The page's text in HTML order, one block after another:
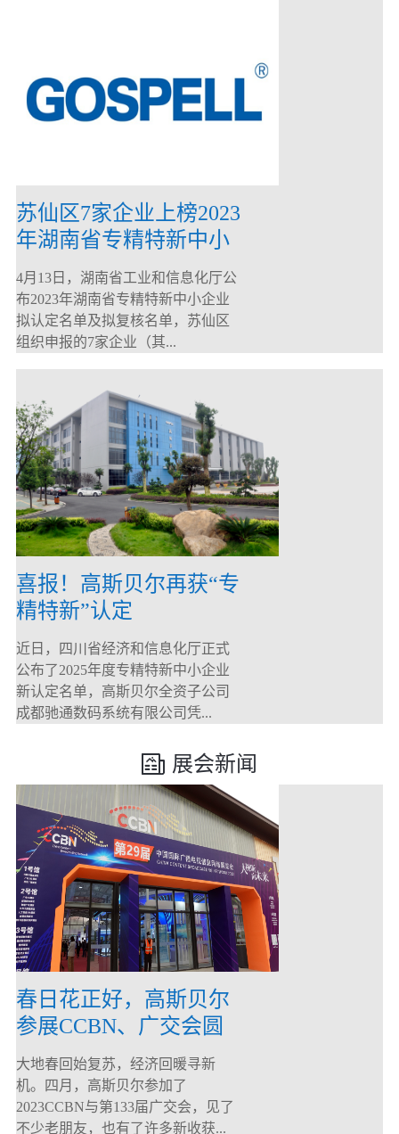
苏仙区7家企业上榜2023
年湖南省专精特新中小
企业
4月13日，湖南省工业和信息化厅公
布2023年湖南省专精特新中小企业
拟认定名单及拟复核名单，苏仙区
组织申报的7家企业（其...
喜报！高斯贝尔再获“专
精特新”认定
近日，四川省经济和信息化厅正式
公布了2025年度专精特新中小企业
新认定名单，高斯贝尔全资子公司
成都驰通数码系统有限公司凭...
展会新闻
春日花正好，高斯贝尔
参展CCBN、广交会圆
满落幕！
大地春回始复苏，经济回暖寻新
机。四月，高斯贝尔参加了
2023CCBN与第133届广交会，见了
不少老朋友，也有了许多新收获...